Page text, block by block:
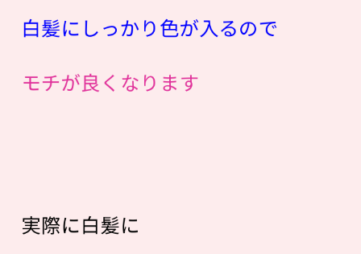
白髪にしっかり色が入るので
モチが良くなります
実際に白髪に